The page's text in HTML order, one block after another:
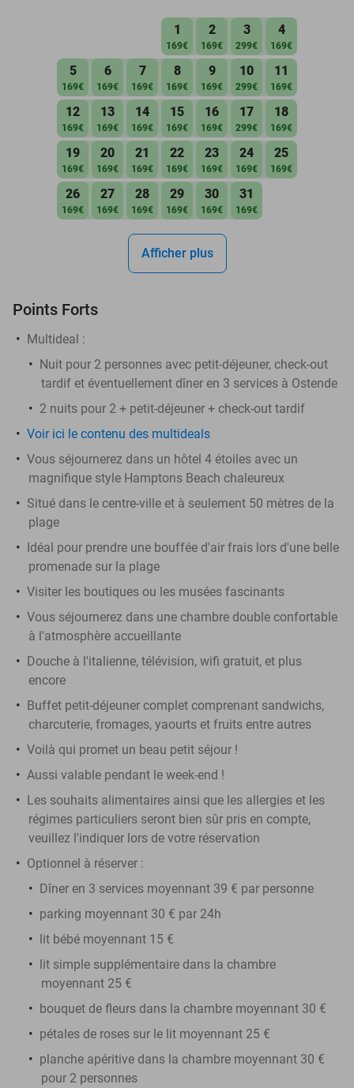
1
169€
2
169€
3
299€
4
169€
5
169€
6
169€
7
169€
8
169€
9
169€
10
299€
11
169€
12
169€
13
169€
14
169€
15
169€
16
169€
17
299€
18
169€
19
169€
20
169€
21
169€
22
169€
23
169€
24
169€
25
169€
26
169€
27
169€
28
169€
29
169€
30
169€
31
169€
Afficher plus
Points Forts
Multideal :
Nuit pour 2 personnes avec petit-déjeuner, check-out
tardif et éventuellement dîner en 3 services à Ostende
2 nuits pour 2 + petit-déjeuner + check-out tardif
Voir ici le contenu des multideals
Vous séjournerez dans un hôtel 4 étoiles avec un
magnifique style Hamptons Beach chaleureux
Situé dans le centre-ville et à seulement 50 mètres de la
plage
Idéal pour prendre une bouffée d'air frais lors d'une belle
promenade sur la plage
Visiter les boutiques ou les musées fascinants
Vous séjournerez dans une chambre double confortable
à l'atmosphère accueillante
Douche à l'italienne, télévision, wifi gratuit, et plus
encore
Buffet petit-déjeuner complet comprenant sandwichs,
charcuterie, fromages, yaourts et fruits entre autres
Voilà qui promet un beau petit séjour !
Aussi valable pendant le week-end !
Les souhaits alimentaires ainsi que les allergies et les
régimes particuliers seront bien sûr pris en compte,
veuillez l'indiquer lors de votre réservation
Optionnel à réserver :
Dîner en 3 services moyennant 39 € par personne
parking moyennant 30 € par 24h
lit bébé moyennant 15 €
lit simple supplémentaire dans la chambre
moyennant 25 €
bouquet de fleurs dans la chambre moyennant 30 €
pétales de roses sur le lit moyennant 25 €
planche apéritive dans la chambre moyennant 30 €
pour 2 personnes